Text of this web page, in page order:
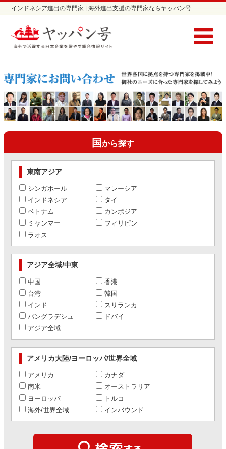
インドネシア進出の専門家 | 海外進出支援の専門家ならヤッパン号
国から探す
東南アジア
シンガポール
マレーシア
インドネシア
タイ
ベトナム
カンボジア
ミャンマー
フィリピン
ラオス
アジア全域/中東
中国
香港
台湾
韓国
インド
スリランカ
バングラデシュ
ドバイ
アジア全域
アメリカ大陸/ヨーロッパ/世界全域
アメリカ
カナダ
南米
オーストラリア
ヨーロッパ
トルコ
海外/世界全域
インバウンド